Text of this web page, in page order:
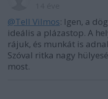
@Tell Vilmos: Igen, a
ideális a plázastop. A
rájuk, és munkát is
Szóval ritka nagy
most.